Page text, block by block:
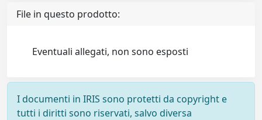
File in questo prodotto:
Eventuali allegati, non sono esposti
I documenti in IRIS sono protetti da copyright e
tutti i diritti sono riservati, salvo diversa